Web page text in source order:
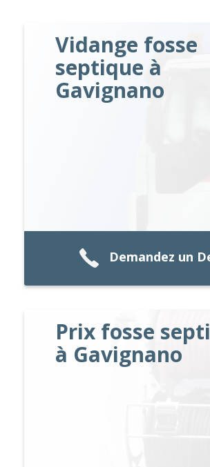
Vidange fosse
septique à
Gavignano
Demandez un
Prix fosse
à Gavignano